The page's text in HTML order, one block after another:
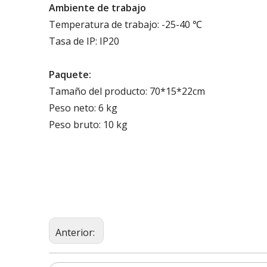
Ambiente de trabajo
Temperatura de trabajo: -25-40 ℃
Tasa de IP: IP20
Paquete:
Tamaño del producto: 70*15*22cm
Peso neto: 6 kg
Peso bruto: 10 kg
Anterior: